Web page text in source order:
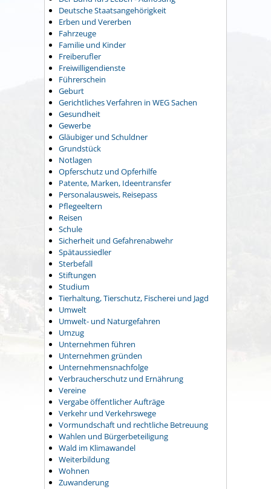
Deutsche Staatsangehörigkeit
Erben und Vererben
Fahrzeuge
Familie und Kinder
Freiberufler
Freiwilligendienste
Führerschein
Geburt
Gerichtliches Verfahren in WEG Sachen
Gesundheit
Gewerbe
Gläubiger und Schuldner
Grundstück
Notlagen
Opferschutz und Opferhilfe
Patente, Marken, Ideentransfer
Personalausweis, Reisepass
Pflegeeltern
Reisen
Schule
Sicherheit und Gefahrenabwehr
Spätaussiedler
Sterbefall
Stiftungen
Studium
Tierhaltung, Tierschutz, Fischerei und Jagd
Umwelt
Umwelt- und Naturgefahren
Umzug
Unternehmen führen
Unternehmen gründen
Unternehmensnachfolge
Verbraucherschutz und Ernährung
Vereine
Vergabe öffentlicher Aufträge
Verkehr und Verkehrswege
Vormundschaft und rechtliche Betreuung
Wahlen und Bürgerbeteiligung
Wald im Klimawandel
Weiterbildung
Wohnen
Zuwanderung